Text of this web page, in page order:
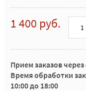
1 400 руб.
Прием заказов
Время обработки
10:00 до 18:00